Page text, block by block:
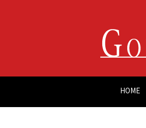
HOME